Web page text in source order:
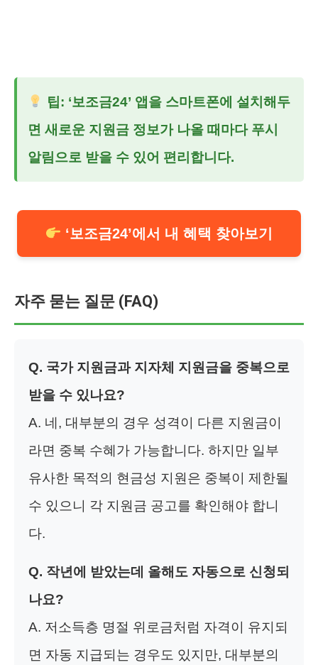
팁: ‘보조금24’ 앱을 스마트폰에 설치해두
면 새로운 지원금 정보가 나올 때마다 푸시
알림으로 받을 수 있어 편리합니다.
‘보조금24’에서 내 혜택 찾아보기
자주 묻는 질문 (FAQ)
Q. 국가 지원금과 지자체 지원금을 중복으로
받을 수 있나요?
A. 네, 대부분의 경우 성격이 다른 지원금이
라면 중복 수혜가 가능합니다. 하지만 일부
유사한 목적의 현금성 지원은 중복이 제한될
수 있으니 각 지원금 공고를 확인해야 합니
다.
Q. 작년에 받았는데 올해도 자동으로 신청되
나요?
A. 저소득층 명절 위로금처럼 자격이 유지되
면 자동 지급되는 경우도 있지만, 대부분의